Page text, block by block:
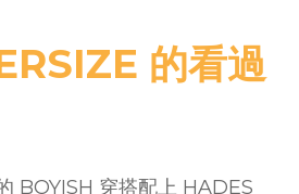
的看過
BOYISH 穿搭配上 HADES